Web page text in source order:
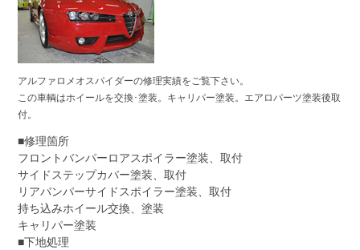
アルファロメオスパイダーの修理実績をご覧下さい。
この車輌はホイールを交換･塗装。キャリパー塗装。エアロパーツ塗装後取
付。
■修理箇所
フロントバンパーロアスポイラー塗装、取付
サイドステップカバー塗装、取付
リアバンパーサイドスポイラー塗装、取付
持ち込みホイール交換、塗装
キャリパー塗装
■下地処理